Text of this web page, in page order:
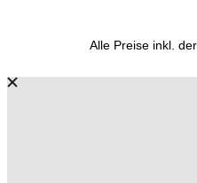
Alle Preise inkl.